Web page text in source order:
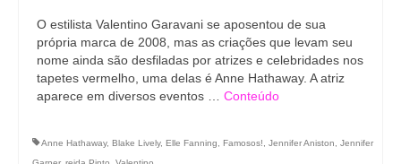
O estilista Valentino Garavani se aposentou de sua
própria marca de 2008, mas as criações que levam seu
nome ainda são desfiladas por atrizes e celebridades nos
tapetes vermelho, uma delas é Anne Hathaway. A atriz
aparece em diversos eventos … Conteúdo
Anne Hathaway, Blake Lively, Elle Fanning Famosos! Jennifer Aniston
Jennifer